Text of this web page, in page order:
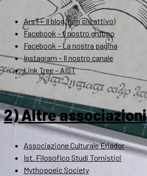
ArsT – Il blog (non più attivo)
Facebook – Il nostro gruppo
Facebook – La nostra pagina
Instagram – Il nostro canale
Link Tree – AIST
2) Altre associazioni
Associazione Culturale Eriador
Ist. Filosofico Studi Tomistici
Mythopoeic Society